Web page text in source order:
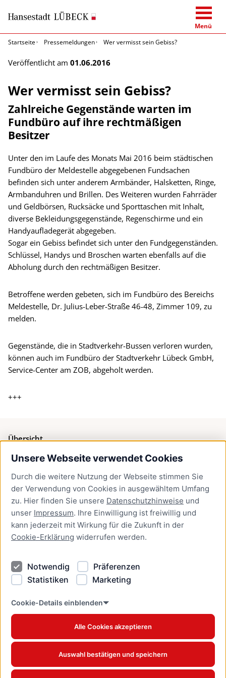
Unsere Webseite verwendet Cookies
Durch die weitere Nutzung der Webseite stimmen Sie
der Verwendung von Cookies in ausgewähltem Umfang
zu. Hier finden Sie unsere Datenschutzhinweise und
unser Impressum. Ihre Einwilligung ist freiwillig und
kann jederzeit mit Wirkung für die Zukunft in der
Cookie-Erklärung widerrufen werden.
Notwendig
Präferenzen
Statistiken
Marketing
Cookie-Details einblenden
Alle Cookies akzeptieren
Auswahl bestätigen und speichern
Menü
Startseite
Pressemeldungen Wer vermisst sein Gebiss?
Veröffentlicht am 01.06.2016
Wer vermisst sein Gebiss?
Zahlreiche Gegenstände warten im
Fundbüro auf ihre rechtmäßigen
Besitzer
Unter den im Laufe des Monats Mai 2016 beim städtischen
Fundbüro der Meldestelle abgegebenen Fundsachen
befinden sich unter anderem Armbänder, Halsketten, Ringe,
Armbanduhren und Brillen. Des Weiteren wurden Fahrräder
und Geldbörsen, Rucksäcke und Sporttaschen mit Inhalt,
diverse Bekleidungsgegenstände, Regenschirme und ein
Handyaufladegerät abgegeben.
Sogar ein Gebiss befindet sich unter den Fundgegenständen.
Schlüssel, Handys und Broschen warten ebenfalls auf die
Abholung durch den rechtmäßigen Besitzer.
Betroffene werden gebeten, sich im Fundbüro des Bereichs
Meldestelle, Dr. Julius-Leber-Straße 46-48, Zimmer 109, zu
melden.
Gegenstände, die in Stadtverkehr-Bussen verloren wurden,
können auch im Fundbüro der Stadtverkehr Lübeck GmbH,
Service-Center am ZOB, abgeholt werden.
+++
Übersicht
Bürgerservice
Presse
Newsletter Lübeck:kompakt
Kontakt
Kontakt
Datenschutzhinweise
Barrierefreiheit
Cookie Erklärung
www.luebeck.de